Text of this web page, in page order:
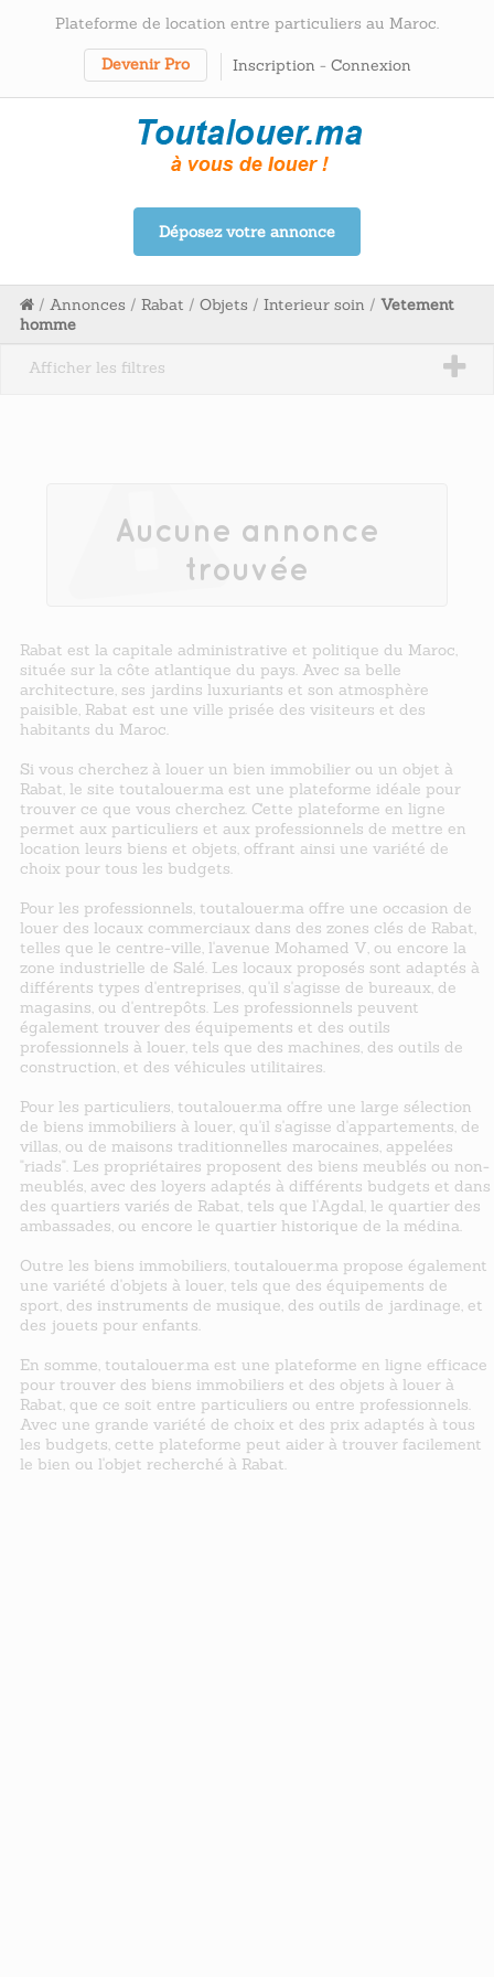
Plateforme de location entre particuliers au Maroc.
Devenir Pro Inscription - Connexion
Déposez votre annonce
/ Annonces / Rabat / Objets / Interieur soin / Vetement
homme
Afficher les filtres
Aucune annonce
trouvée
Rabat est la capitale administrative et politique du Maroc,
située sur la côte atlantique du pays. Avec sa belle
architecture, ses jardins luxuriants et son atmosphère
paisible, Rabat est une ville prisée des visiteurs et des
habitants du Maroc.
Si vous cherchez à louer un bien immobilier ou un objet à
Rabat, le site toutalouer.ma est une plateforme idéale pour
trouver ce que vous cherchez. Cette plateforme en ligne
permet aux particuliers et aux professionnels de mettre en
location leurs biens et objets, offrant ainsi une variété de
choix pour tous les budgets.
Pour les professionnels, toutalouer.ma offre une occasion de
louer des locaux commerciaux dans des zones clés de Rabat,
telles que le centre-ville, l'avenue Mohamed V, ou encore la
zone industrielle de Salé. Les locaux proposés sont adaptés à
différents types d'entreprises, qu'il s'agisse de bureaux, de
magasins, ou d'entrepôts. Les professionnels peuvent
également trouver des équipements et des outils
professionnels à louer, tels que des machines, des outils de
construction, et des véhicules utilitaires.
Pour les particuliers, toutalouer.ma offre une large sélection
de biens immobiliers à louer, qu'il s'agisse d'appartements, de
villas, ou de maisons traditionnelles marocaines, appelées
"riads". Les propriétaires proposent des biens meublés ou non-
meublés, avec des loyers adaptés à différents budgets et dans
des quartiers variés de Rabat, tels que l'Agdal, le quartier des
ambassades, ou encore le quartier historique de la médina.
Outre les biens immobiliers, toutalouer.ma propose également
une variété d'objets à louer, tels que des équipements de
sport, des instruments de musique, des outils de jardinage, et
des jouets pour enfants.
En somme, toutalouer.ma est une plateforme en ligne efficace
pour trouver des biens immobiliers et des objets à louer à
Rabat, que ce soit entre particuliers ou entre professionnels.
Avec une grande variété de choix et des prix adaptés à tous
les budgets, cette plateforme peut aider à trouver facilement
le bien ou l'objet recherché à Rabat.